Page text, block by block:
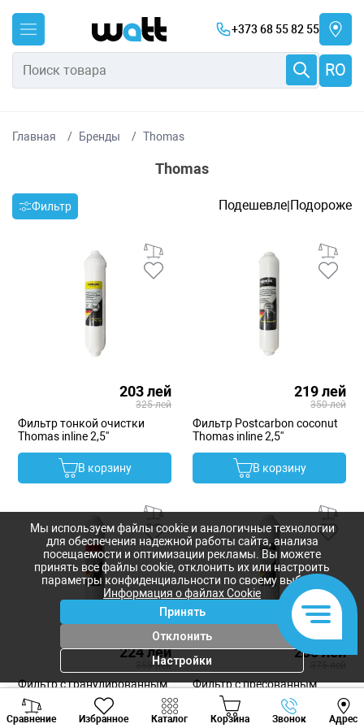
+373 68 55 82 55
RO
Главная Бренды Thomas
Thomas
Фильтр Подешевле|Подороже
203 лей
325 лей
Фильтр тонкой очистки
Thomas inline 2,5''
В корзину
219 лей
350 лей
Фильтр Postcarbon coconut
Thomas inline 2,5''
В корзину
224 лей
358 лей
Фильтр с гранулированным
углём Thomas сarbon GAC
inline 2,5''
235 лей
Фильтр с пресованным
углём Thomas сarbon Block
inline 2,5''
Сравнение Избранное Каталог Корзина Звонок Адрес
Viber Whatsapp
Мы используем файлы cookie и аналогичные технологии
для обеспечения надежной работы сайта, анализа
посещаемости и оптимизации рекламы. Вы можете
принять все файлы cookie, отклонить их или настроить
параметры конфиденциальности по своему выбору.
Информация о файлах Cookie
Принять
Отклонить
Настройки